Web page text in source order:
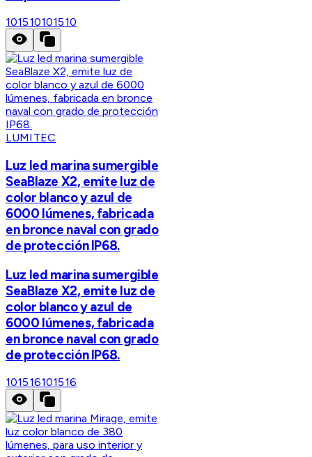
101510101510
LUMITEC
Luz led marina sumergible
SeaBlaze X2, emite luz de
color blanco y azul de
6000 lúmenes, fabricada
en bronce naval con grado
de protección IP68.
Luz led marina sumergible
SeaBlaze X2, emite luz de
color blanco y azul de
6000 lúmenes, fabricada
en bronce naval con grado
de protección IP68.
101516101516